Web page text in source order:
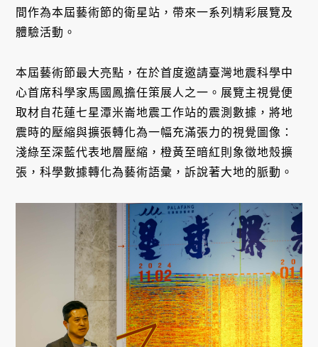
間作為本屆藝術節的衛星站，帶來一系列精彩展覽及
體驗活動。
本屆藝術節最大亮點，在於首度邀請臺灣地震科學中
心首席科學家馬國鳳擔任策展人之一。展覽主視覺便
取材自花蓮七星潭米崙地震工作站的震測數據，將地
震時的壓縮與擴張轉化為一幅充滿張力的視覺圖像：
淺綠至深藍代表地層壓縮，橙黃至暗紅則象徵地殼擴
張，科學數據轉化為藝術語彙，訴說著大地的脈動。